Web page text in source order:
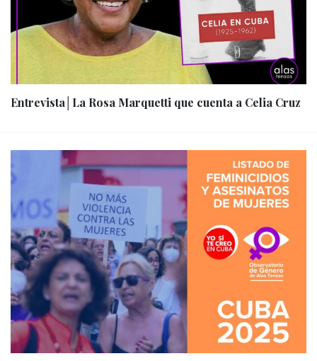
Entrevista│La Rosa Marquetti que cuenta a Celia Cruz